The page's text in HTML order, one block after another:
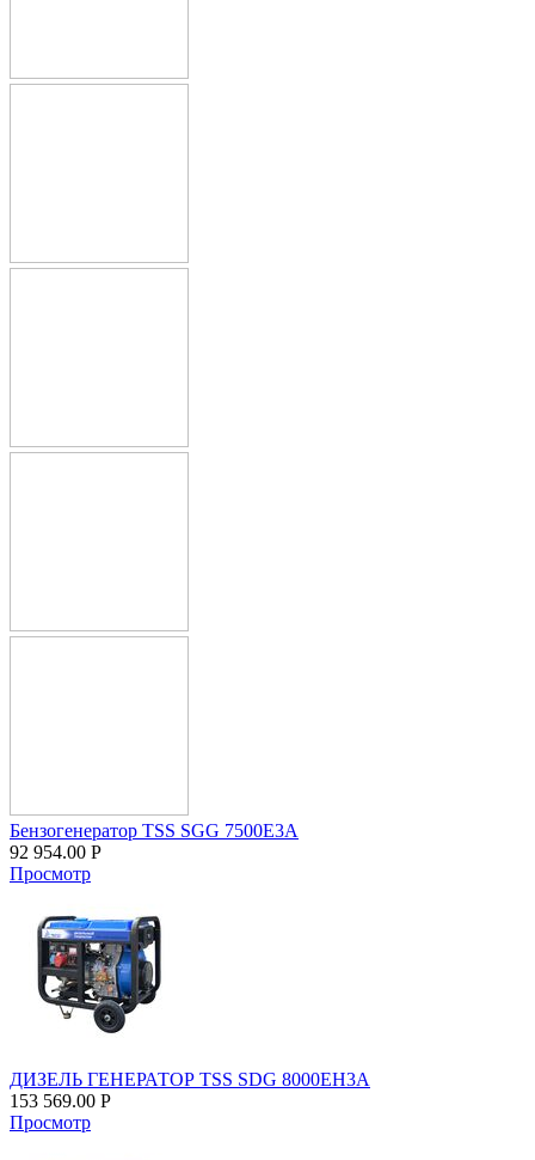
Бензогенератор TSS SGG 7500Е3A
92 954.00 Р
Просмотр
ДИЗЕЛЬ ГЕНЕРАТОР TSS SDG 8000EH3A
153 569.00 Р
Просмотр